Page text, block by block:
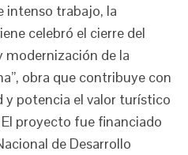
intenso trabajo, la
celebró el cierre del
modernización de la
obra que contribuye con
y potencia el valor turístico
proyecto fue financiado
de Desarrollo